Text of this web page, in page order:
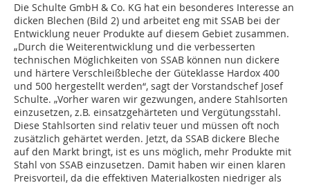
Die Schulte GmbH & Co. KG hat ein besonderes Interesse an
dicken Blechen (Bild 2) und arbeitet eng mit SSAB bei der
Entwicklung neuer Produkte auf diesem Gebiet zusammen.
„Durch die Weiterentwicklung und die verbesserten
technischen Möglichkeiten von SSAB können nun dickere
und här­tere Verschleißbleche der Güteklasse Hardox 400
und 500 hergestellt werden“, sagt der Vorstandschef Josef
Schulte. „Vorher waren wir gezwungen, andere Stahlsorten
einzusetzen, z.B. einsatzgehärteten und Vergütungs­stahl.
Diese Stahlsorten sind relativ teuer und müssen oft noch
zusätzlich gehärtet werden. Jetzt, da SSAB dickere Bleche
auf den Markt bringt, ist es uns möglich, mehr Produkte mit
Stahl von SSAB einzusetzen. Damit haben wir einen klaren
Preisvorteil, da die effektiven Materialkosten niedriger als